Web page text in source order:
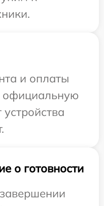
и оплаты
официальную
о готовности